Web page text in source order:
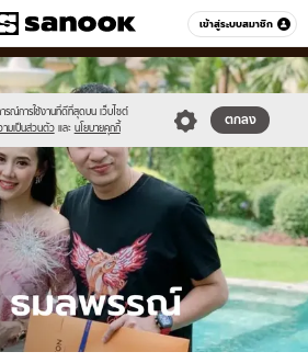
เข้าสู่ระบบสมาชิก
หมวดอื่นๆ
ารณ์การใช้งานที่ดีที่สุดบน เว็บไซต์
ามเป็นส่วนตัว และ นโยบายคุกกี้
ตกลง
logo-
8688590/yam.jpg